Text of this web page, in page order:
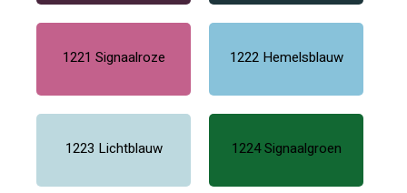
1221 Signaalroze 1222 Hemelsblauw
1223 Lichtblauw 1224 Signaalgroen